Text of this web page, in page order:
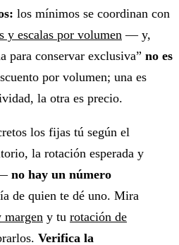
los mínimos se coordinan con
y escalas por volumen — y,
para conservar exclusiva” no es
por volumen; una es
la otra es precio.
los fijas tú según el
la rotación esperada y
no hay un número
de quien te dé uno. Mira
margen y tu rotación de
Verifica la